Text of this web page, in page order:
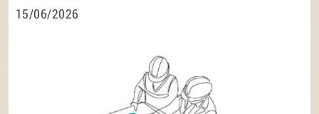
15/06/2026